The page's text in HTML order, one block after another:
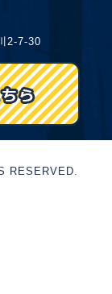
2-7-30
RESERVED.